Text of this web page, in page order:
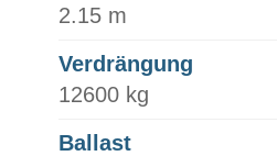
2.15 m
Verdrängung
12600 kg
Ballast